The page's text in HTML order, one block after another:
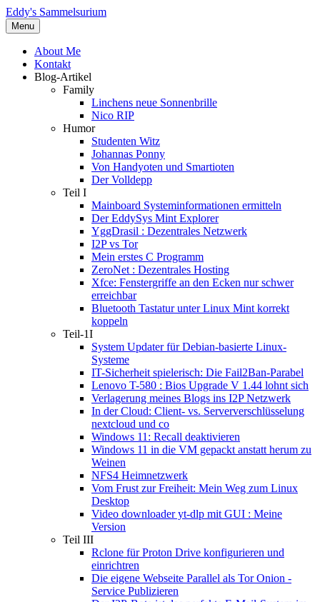
Eddy's Sammelsurium
Menu
About Me
Kontakt
Blog-Artikel
Family
Linchens neue Sonnenbrille
Nico RIP
Humor
Studenten Witz
Johannas Ponny
Von Handyoten und Smartioten
Der Volldepp
Teil I
Mainboard Systeminformationen ermitteln
Der EddySys Mint Explorer
YggDrasil : Dezentrales Netzwerk
I2P vs Tor
Mein erstes C Programm
ZeroNet : Dezentrales Hosting
Xfce: Fenstergriffe an den Ecken nur schwer
erreichbar
Bluetooth Tastatur unter Linux Mint korrekt
koppeln
Teil-1I
System Updater für Debian-basierte Linux-
Systeme
IT-Sicherheit spielerisch: Die Fail2Ban-Parabel
Lenovo T-580 : Bios Upgrade V 1.44 lohnt sich
Verlagerung meines Blogs ins I2P Netzwerk
In der Cloud: Client- vs. Serververschlüsselung
nextcloud und co
Windows 11: Recall deaktivieren
Windows 11 in die VM gepackt anstatt herum zu
Weinen
NFS4 Heimnetzwerk
Vom Frust zur Freiheit: Mein Weg zum Linux
Desktop
Video downloader yt-dlp mit GUI : Meine
Version
Teil III
Rclone für Proton Drive konfigurieren und
einrichtren
Die eigene Webseite Parallel als Tor Onion -
Service Publizieren